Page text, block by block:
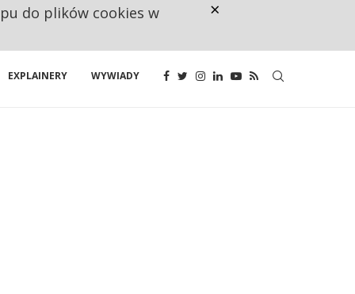
EXPLAINERY WYWIADY
do plików cookies w ×